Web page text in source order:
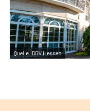
Quelle: DRV Hessen